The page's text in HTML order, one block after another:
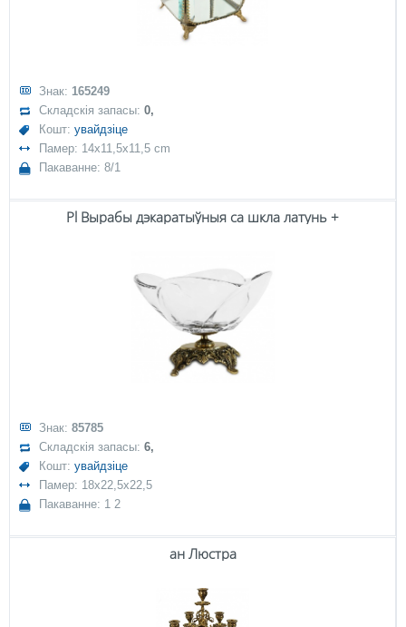
Знак: 165249
Складскія запасы:0,
Кошт:увайдзіце
Памер: 14x11,5x11,5 cm
Пакаванне: 8/1
Pl Вырабы дэкаратыўныя са шкла латунь +
Знак:85785
Складскія запасы:6,
Кошт:увайдзіце
Памер: 18x22,5x22,5
Пакаванне: 1 2
ан Люстра